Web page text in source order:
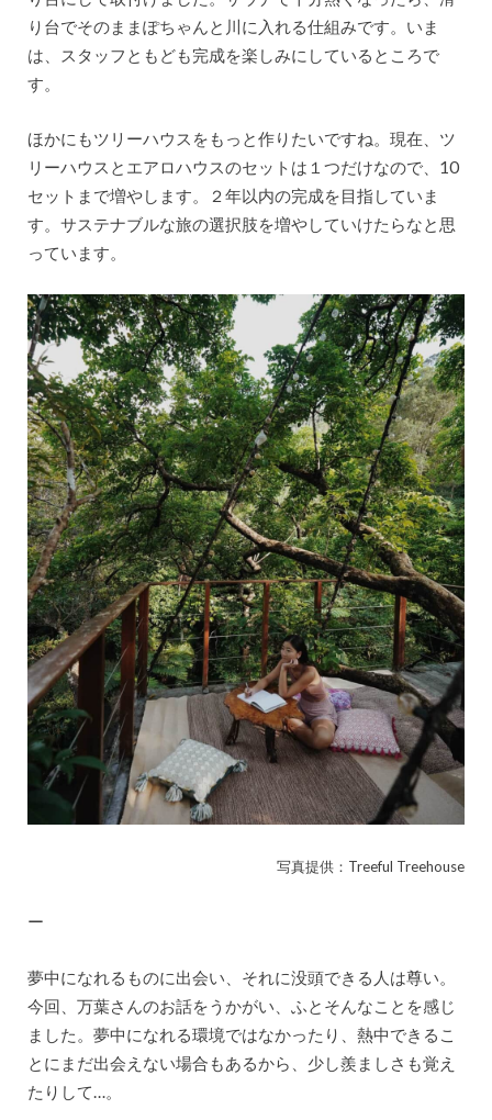
り台でそのままぽちゃんと川に入れる仕組みです。いま
は、スタッフともども完成を楽しみにしているところで
す。
ほかにもツリーハウスをもっと作りたいですね。現在、ツ
リーハウスとエアロハウスのセットは１つだけなので、10
セットまで増やします。２年以内の完成を目指していま
す。サステナブルな旅の選択肢を増やしていけたらなと思
っています。
写真提供：Treeful Treehouse
ー
夢中になれるものに出会い、それに没頭できる人は尊い。
今回、万葉さんのお話をうかがい、ふとそんなことを感じ
ました。夢中になれる環境ではなかったり、熱中できるこ
とにまだ出会えない場合もあるから、少し羨ましさも覚え
たりして…。